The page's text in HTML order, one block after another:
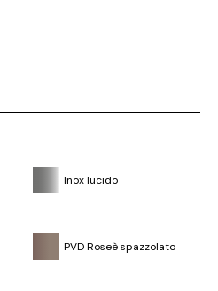
Inox lucido
PVD Roseè spazzolato